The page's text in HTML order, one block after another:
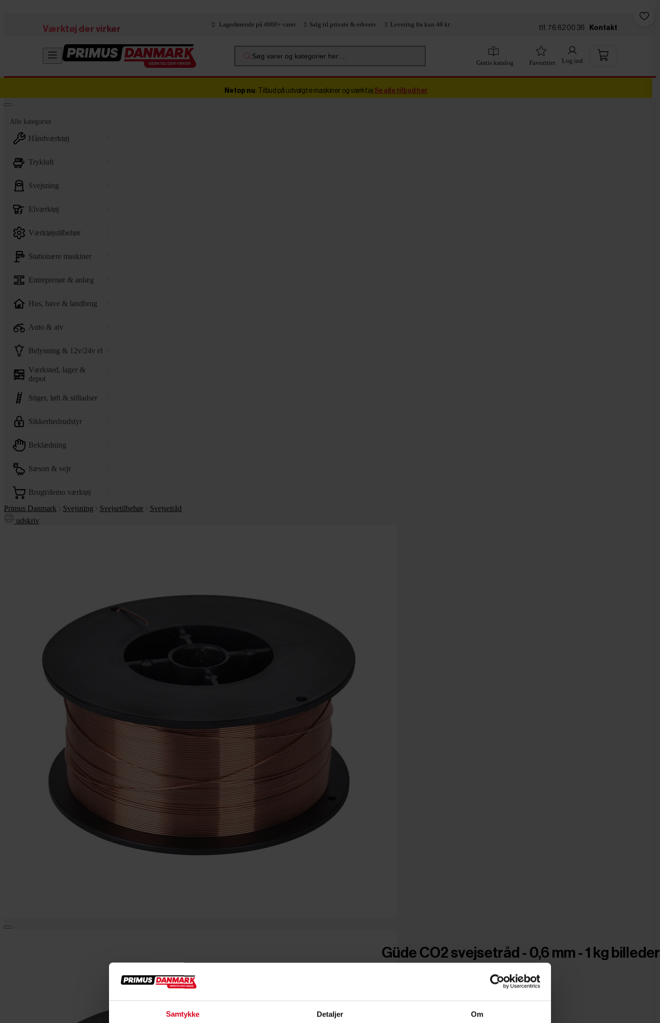
Samtykke Detaljer Om
Værktøj der virker
Lagerførende på 4000+ varer Salg til private & erhverv Levering fra kun 48 kr tlf. 76 62 00 36 Kontakt
Søg varer og kategorier her ...
Gratis katalog Favoritter Log ind
Netop nu: Tilbud på udvalgte maskiner og værktøj Se alle tilbud her
Alle kategorier
håndværktøj
trykluft
svejsning
elværktøj
værktøjstilbehør
stationære maskiner
entreprenør & anlæg
hus, have & landbrug
auto & atv
belysning & 12v/24v el
værksted, lager &
depot
stiger, løft & stilladser
sikkerhedsudstyr
beklædning
sæson & vejr
brugt/demo værktøj
Primus Danmark
Svejsning Svejsetilbehør
Svejsetråd
udskriv
Güde CO2 svejsetråd - 0,6 mm - 1 kg billeder